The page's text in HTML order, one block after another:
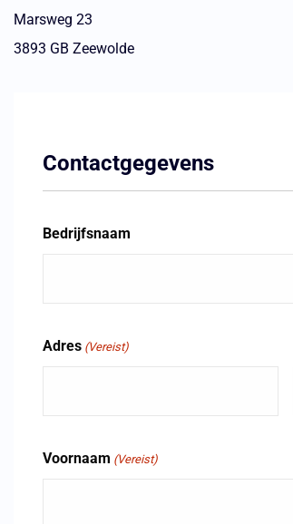
Marsweg 23
3893 GB Zeewolde
Contactgegevens
Bedrijfsnaam
Adres (Vereist)
Voornaam (Vereist)